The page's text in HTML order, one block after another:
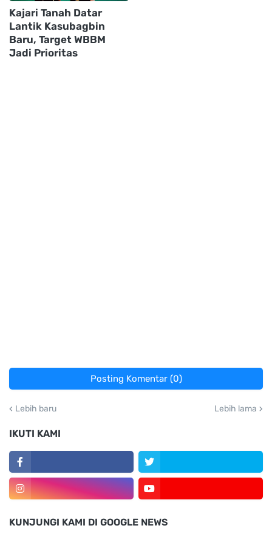
Kajari Tanah Datar
Lantik Kasubagbin
Baru, Target WBBM
Jadi Prioritas
Posting Komentar (0)
Lebih baru Lebih lama
IKUTI KAMI
KUNJUNGI KAMI DI GOOGLE NEWS